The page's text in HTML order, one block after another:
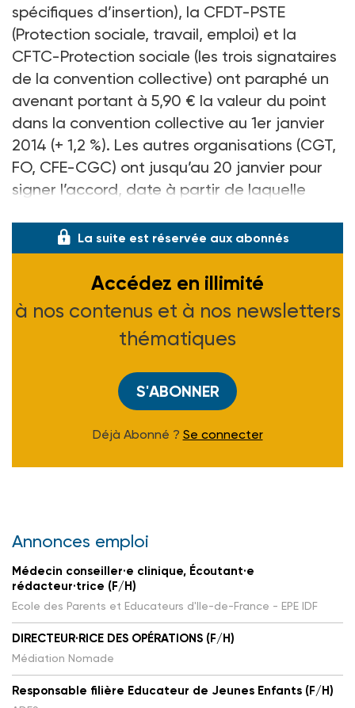
spécifiques d’insertion), la CFDT-PSTE
(Protection sociale, travail, emploi) et la
CFTC-Protection sociale (les trois signataires
de la convention collective) ont paraphé un
avenant portant à 5,90 € la valeur du point
dans la convention collective au 1er janvier
2014 (+ 1,2 %). Les autres organisations (CGT,
FO, CFE-CGC) ont jusqu’au 20 janvier pour
signer l’accord, date à partir de laquelle
La suite est réservée aux abonnés
Accédez en illimité
à nos contenus et à nos newsletters
thématiques
S'ABONNER
Déjà Abonné ? Se connecter
Annonces emploi
Médecin conseiller·e clinique, Écoutant·e
rédacteur·trice (F/H)
Ecole des Parents et Educateurs d'Ile-de-France - EPE IDF
DIRECTEUR·RICE DES OPÉRATIONS (F/H)
Médiation Nomade
Responsable filière Educateur de Jeunes Enfants (F/H)